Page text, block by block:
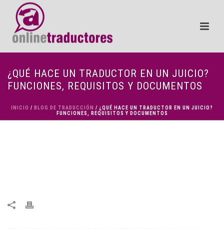
¿QUÉ HACE UN TRADUCTOR EN UN JUICIO?
FUNCIONES, REQUISITOS Y DOCUMENTOS
INICIO / BLOG DE TRADUCCIÓN / ¿QUÉ HACE UN TRADUCTOR EN UN JUICIO?
FUNCIONES, REQUISITOS Y DOCUMENTOS